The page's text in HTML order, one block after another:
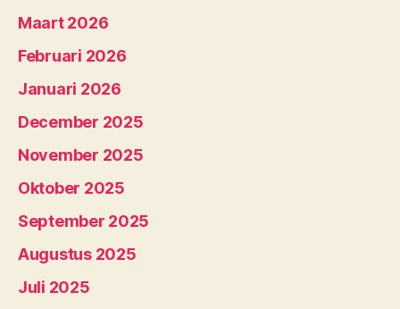
Maart 2026
Februari 2026
Januari 2026
December 2025
November 2025
Oktober 2025
September 2025
Augustus 2025
Juli 2025